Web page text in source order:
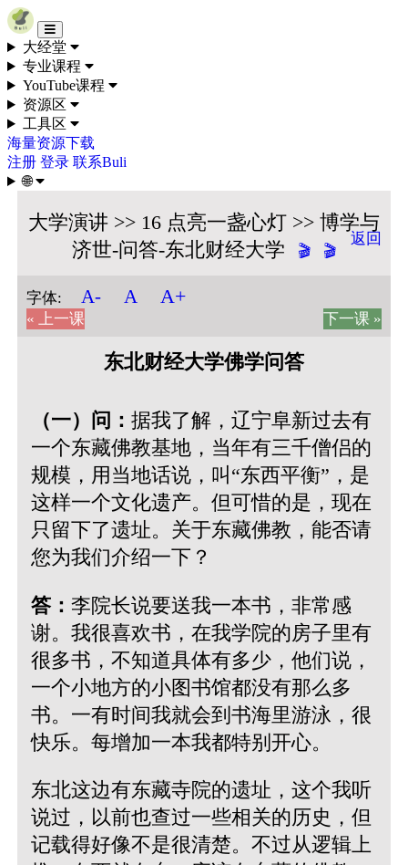
Skip to content
大经堂
专业课程
YouTube课程
资源区
工具区
海量资源下载
注册 登录 联系Buli
🌐
大学演讲 >> 16 点亮一盏心灯 >> 博学与
济世-问答-东北财经大学
🎬 🎬
返回
字体: A- A A+
« 上一课 下一课 »
东北财经大学佛学问答
（一）问： 据我了解，辽宁阜新过去有
一个东藏佛教基地，当年有三千僧侣的
规模，用当地话说，叫“东西平衡”，是
这样一个文化遗产。但可惜的是，现在
只留下了遗址。关于东藏佛教，能否请
您为我们介绍一下？
答： 李院长说要送我一本书，非常感
谢。我很喜欢书，在我学院的房子里有
很多书，不知道具体有多少，他们说，
一个小地方的小图书馆都没有那么多
书。一有时间我就会到书海里游泳，很
快乐。每增加一本我都特别开心。
东北这边有东藏寺院的遗址，这个我听
说过，以前也查过一些相关的历史，但
记载得好像不是很清楚。不过从逻辑上